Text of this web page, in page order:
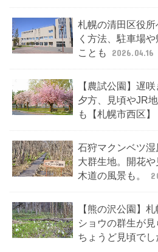
札幌の清田区役
く方法、駐車場
ことも
2026.04.16
【農試公園】遅
夕方、見頃やJR
も【札幌市西区】
石狩マクンベツ
大群生地。開花
木道の風景も。
【熊の沢公園】
ショウの群生が見
ちょうど見頃でし